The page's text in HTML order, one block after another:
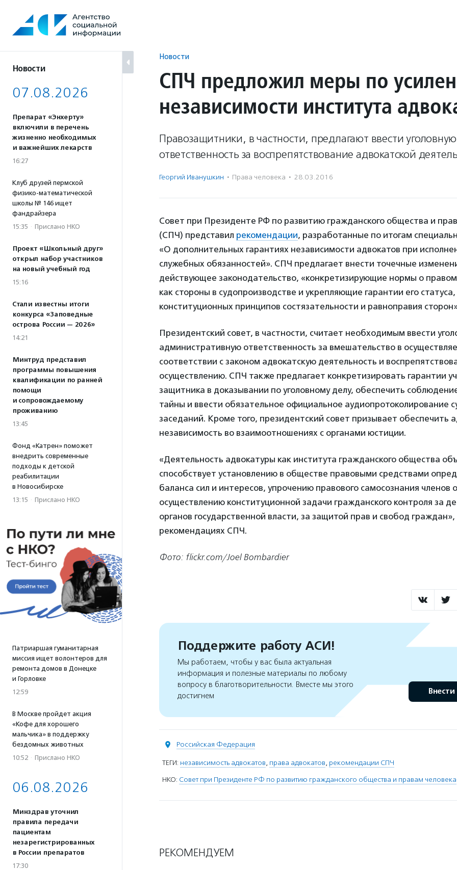
содержанию
Новости
07.08.2026
Препарат «Энхерту»
включили в перечень
жизненно необходимых
и важнейших лекарств
16:27
Клуб друзей пермской
физико-математической
школы № 146 ищет
фандрайзера
15:35 · Прислано НКО
Проект «Школьный друг»
открыл набор участников
на новый учебный год
15:16
Стали известны итоги
конкурса «Заповедные
острова России — 2026»
14:21
Минтруд представил
программы повышения
квалификации по ранней
помощи
и сопровождаемому
проживанию
13:45
Фонд «Катрен» поможет
внедрить современные
подходы к детской
реабилитации
в Новосибирске
13:15 · Прислано НКО
Патриаршая гуманитарная
миссия ищет волонтеров для
ремонта домов в Донецке
и Горловке
12:59
В Москве пройдет акция
«Кофе для хорошего
мальчика» в поддержку
бездомных животных
10:52 · Прислано НКО
06.08.2026
Минздрав уточнил
правила передачи
пациентам
незарегистрированных
в России препаратов
17:30
Новости
СПЧ предложил меры по
независимости института
Правозащитники, в частности, предлагают ввести уголовную
ответственность за воспрепятствование адвокатской
Георгий Иванушкин · Права человека · 28.03.2016
Совет при Президенте РФ по развитию гражданского общества и
(СПЧ) представил рекомендации, разработанные по итогам
«О дополнительных гарантиях независимости адвокатов при
служебных обязанностей». СПЧ предлагает внести точечные
действующее законодательство, «конкретизирующие нормы о
как стороны в судопроизводстве и укрепляющие гарантии его
конституционных принципов состязательности и равноправия
Президентский совет, в частности, считает необходимым ввести
административную ответственность за вмешательство в
соответствии с законом адвокатскую деятельность и
осуществлению. СПЧ также предлагает конкретизировать гарантии
защитника в доказывании по уголовному делу, обеспечить
тайны и ввести обязательное официальное аудиопротоколирование
заседаний. Кроме того, президентский совет призывает обеспечить
независимость во взаимоотношениях с органами юстиции.
«Деятельность адвокатуры как института гражданского общества
способствует установлению в обществе правовыми средствами
баланса сил и интересов, упрочению правового самосознания членов
осуществлению конституционной задачи гражданского контроля за
органов государственной власти, за защитой прав и свобод граждан»,
рекомендациях СПЧ.
Фото: flickr.com/Joel Bombardier
Поддержите работу АСИ!
Мы работаем, чтобы у вас была актуальная
информация и полезные материалы по любому
вопросу в благотворительности. Вместе мы этого
достигнем
Внести
Российская Федерация
ТЕГИ: независимость адвокатов, права адвокатов, рекомендации СПЧ
НКО: Совет при Президенте РФ по развитию гражданского общества и правам человека
РЕКОМЕНДУЕМ